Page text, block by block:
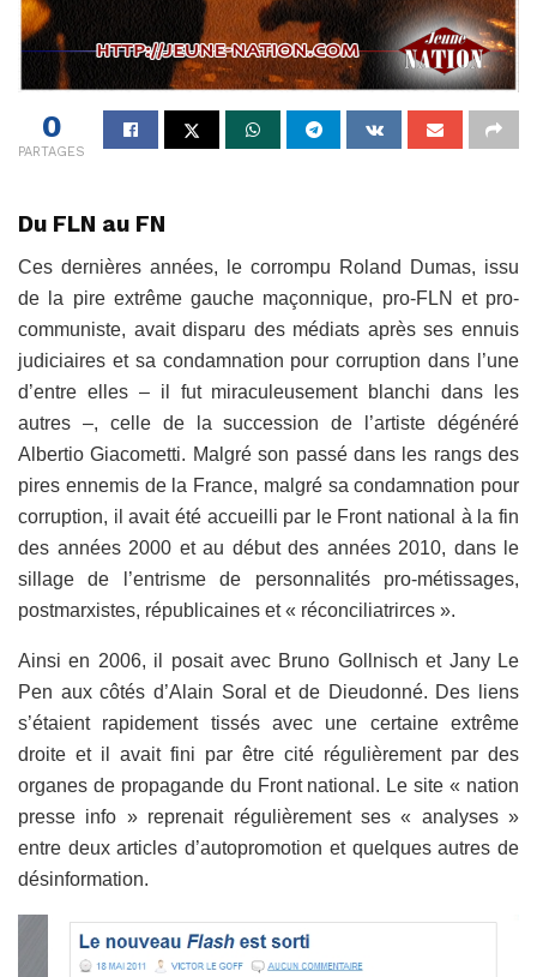
0
PARTAGES
Du FLN au FN
Ces dernières années, le corrompu Roland Dumas, issu
de la pire extrême gauche maçonnique, pro-FLN et pro-
communiste, avait disparu des médiats après ses ennuis
judiciaires et sa condamnation pour corruption dans l’une
d’entre elles – il fut miraculeusement blanchi dans les
autres –, celle de la succession de l’artiste dégénéré
Albertio Giacometti. Malgré son passé dans les rangs des
pires ennemis de la France, malgré sa condamnation pour
corruption, il avait été accueilli par le Front national à la fin
des années 2000 et au début des années 2010, dans le
sillage de l’entrisme de personnalités pro-métissages,
postmarxistes, républicaines et « réconciliatrirces ».
Ainsi en 2006, il posait avec Bruno Gollnisch et Jany Le
Pen aux côtés d’Alain Soral et de Dieudonné. Des liens
s’étaient rapidement tissés avec une certaine extrême
droite et il avait fini par être cité régulièrement par des
organes de propagande du Front national. Le site « nation
presse info » reprenait régulièrement ses « analyses »
entre deux articles d’autopromotion et quelques autres de
désinformation.